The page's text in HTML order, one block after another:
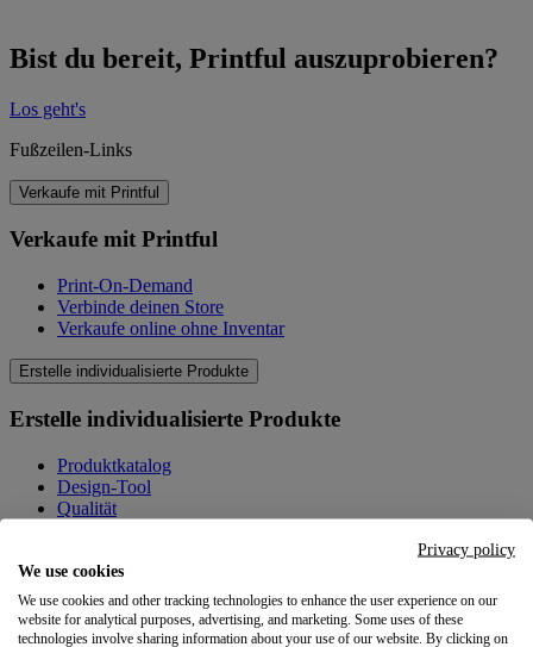
Bist du bereit, Printful auszuprobieren?
Los geht's
Fußzeilen-Links
Verkaufe mit Printful
Verkaufe mit Printful
Print-On-Demand
Verbinde deinen Store
Verkaufe online ohne Inventar
Erstelle individualisierte Produkte
Erstelle individualisierte Produkte
Produktkatalog
Design-Tool
Qualität
Wissenswertes
Wissenswertes
Privacy policy
We use cookies
We use cookies and other tracking technologies to enhance the user experience on our
website for analytical purposes, advertising, and marketing. Some uses of these
technologies involve sharing information about your use of our website. By clicking on